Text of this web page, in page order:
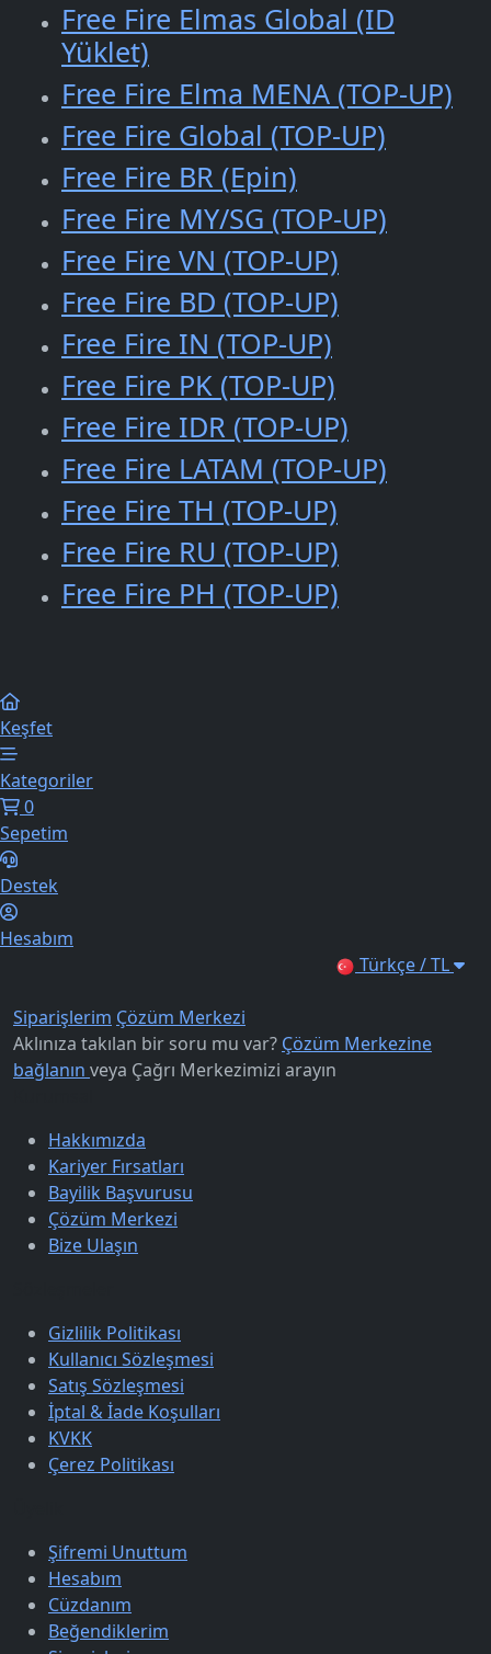
Free Fire Elmas Global (ID
Yüklet)
Free Fire Elma MENA (TOP-UP)
Free Fire Global (TOP-UP)
Free Fire BR (Epin)
Free Fire MY/SG (TOP-UP)
Free Fire VN (TOP-UP)
Free Fire BD (TOP-UP)
Free Fire IN (TOP-UP)
Free Fire PK (TOP-UP)
Free Fire IDR (TOP-UP)
Free Fire LATAM (TOP-UP)
Free Fire TH (TOP-UP)
Free Fire RU (TOP-UP)
Free Fire PH (TOP-UP)
Keşfet
Kategoriler
0
Sepetim
Destek
Hesabım
Türkçe / TL
Siparişlerim Çözüm Merkezi
Aklınıza takılan bir soru mu var? Çözüm Merkezine
bağlanın veya Çağrı Merkezimizi arayın
Hakkımızda
Kariyer Fırsatları
Bayilik Başvurusu
Çözüm Merkezi
Bize Ulaşın
Gizlilik Politikası
Kullanıcı Sözleşmesi
Satış Sözleşmesi
İptal & İade Koşulları
KVKK
Çerez Politikası
Şifremi Unuttum
Hesabım
Cüzdanım
Beğendiklerim